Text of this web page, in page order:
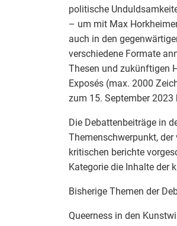
politische
– um mit Max
auch in den
verschiedene Formate
Thesen und zukünftigen
Exposés (max. 2000
zum 15. September
Die Debattenbeiträge in
Themenschwerpunkt,
kritischen berichte
Kategorie die Inhalte der
Bisherige Themen der
Queerness in den